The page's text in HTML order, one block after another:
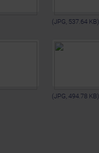
(JPG, 537.64 KB)
(JPG, 494.78 KB)